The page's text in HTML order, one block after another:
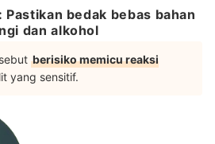
bedak bebas bahan
dan alkohol
berisiko memicu reaksi
yang sensitif.